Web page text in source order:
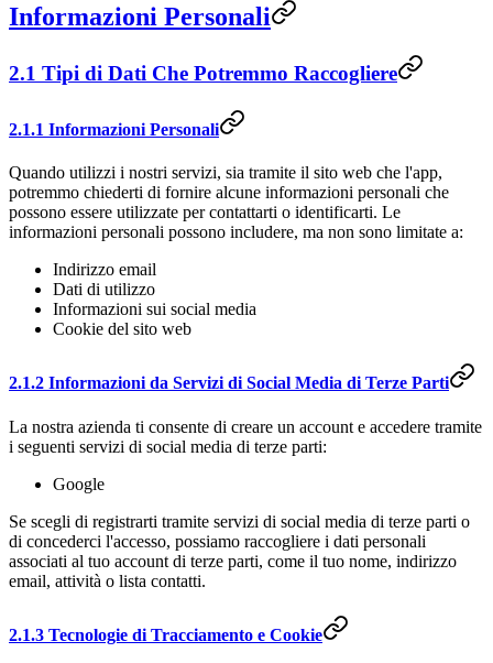
Informazioni Personali
2.1 Tipi di Dati Che Potremmo Raccogliere
2.1.1 Informazioni Personali
Quando utilizzi i nostri servizi, sia tramite il sito web che l'app,
potremmo chiederti di fornire alcune informazioni personali che
possono essere utilizzate per contattarti o identificarti. Le
informazioni personali possono includere, ma non sono limitate a:
Indirizzo email
Dati di utilizzo
Informazioni sui social media
Cookie del sito web
2.1.2 Informazioni da Servizi di Social Media di Terze Parti
La nostra azienda ti consente di creare un account e accedere tramite
i seguenti servizi di social media di terze parti:
Google
Se scegli di registrarti tramite servizi di social media di terze parti o
di concederci l'accesso, possiamo raccogliere i dati personali
associati al tuo account di terze parti, come il tuo nome, indirizzo
email, attività o lista contatti.
2.1.3 Tecnologie di Tracciamento e Cookie